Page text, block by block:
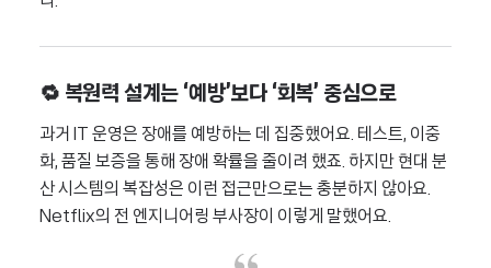
🔁 복원력 설계는 ‘예방’보다 ‘회복’ 중심으로
과거 IT 운영은 장애를 예방하는 데 집중했어요. 테스트, 이중
화, 품질 보증을 통해 장애 확률을 줄이려 했죠. 하지만 현대 분
산 시스템의 복잡성은 이런 접근만으로는 충분하지 않아요.
Netflix의 전 엔지니어링 부사장이 이렇게 말했어요.